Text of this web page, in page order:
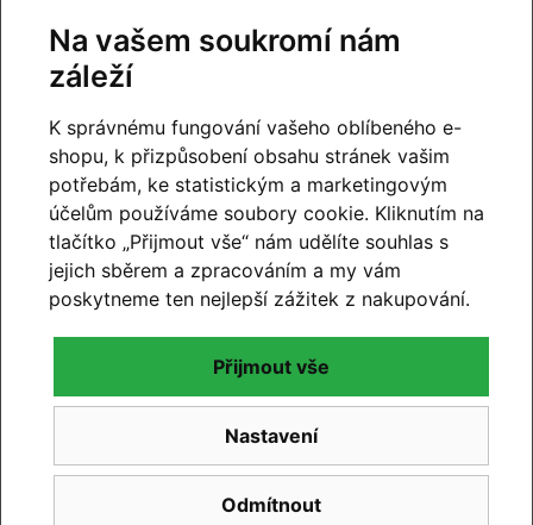
99% hodnocení
zákazníků
prohlédnout hodnocení
naGoogle.com
99% hodnocení
zákazníků
Na vašem soukromí nám
záleží
K správnému fungování vašeho oblíbeného e-
shopu, k přizpůsobení obsahu stránek vašim
potřebám, ke statistickým a marketingovým
účelům používáme soubory cookie. Kliknutím na
tlačítko „Přijmout vše“ nám udělíte souhlas s
jejich sběrem a zpracováním a my vám
poskytneme ten nejlepší zážitek z nakupování.
Odmítnout
Nastavení
Přijmout vše